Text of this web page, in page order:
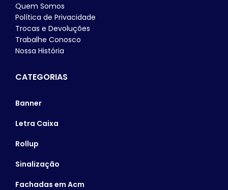
Quem Somos
Política de Privacidade
Trocas e Devoluções
Trabalhe Conosco
Nossa História
CATEGORIAS
Banner
Letra Caixa
Rollup
Sinalização
Fachadas em Acm